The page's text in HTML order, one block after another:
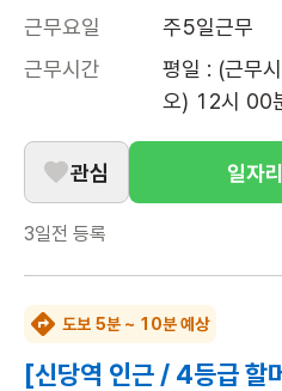
근무요일
주5일근무
근무시간
평일 : (근무
오) 12시 00
관심 일자
3일전 등록
도보 5분 ~ 10분 예상
[신당역 인근 / 4등급 할